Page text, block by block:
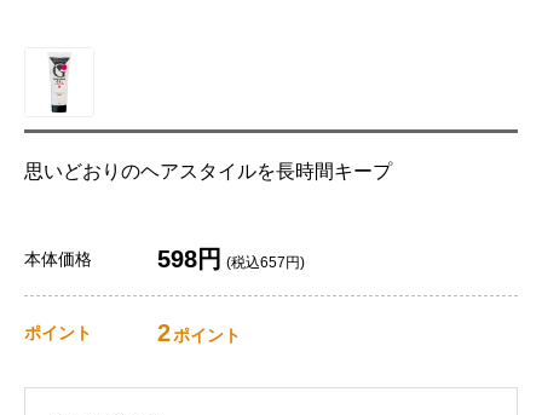
思いどおりのヘアスタイルを長時間キープ
本体価格 598円 (税込657円)
ポイント 2ポイント